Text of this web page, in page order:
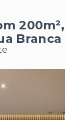
Branca